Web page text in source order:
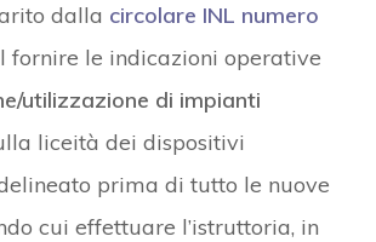
dalla circolare INL numero
fornire le indicazioni operative
utilizzazione di impianti
liceità dei dispositivi
prima di tutto le nuove
cui effettuare l’istruttoria, in